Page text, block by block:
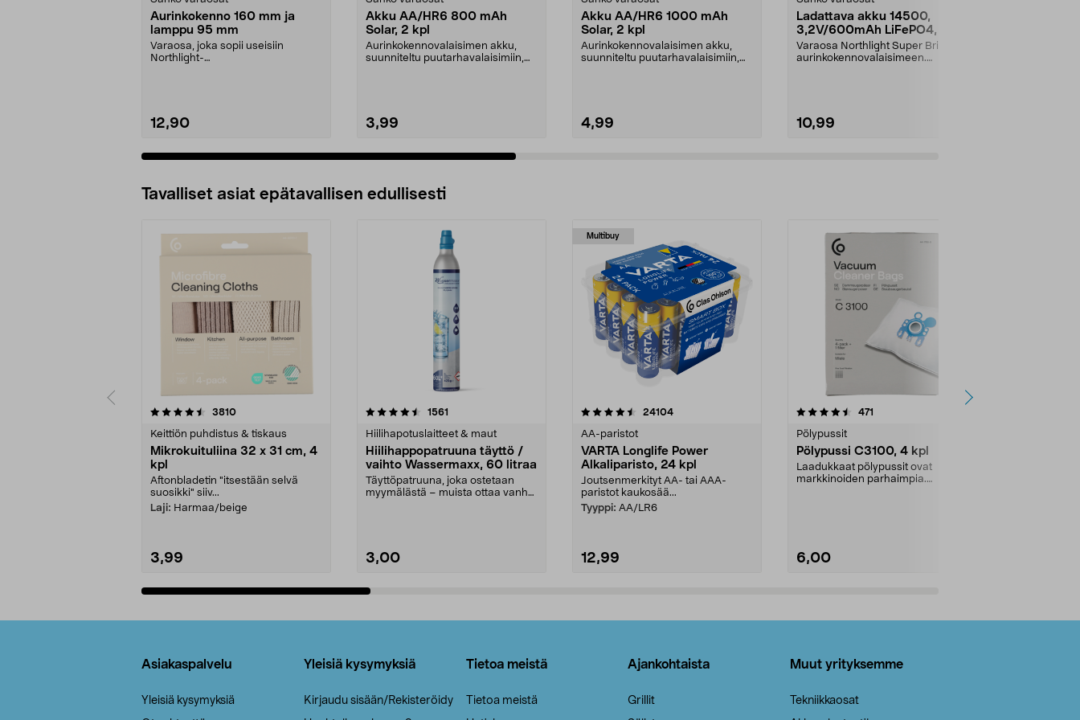
Aurinkokenno 160 mm ja
lamppu 95 mm
Varaosa, joka sopii useisiin
Northlight-
12,90
Akku AA/HR6 800 mAh
Solar, 2 kpl
Aurinkokennovalaisimen akku,
suunniteltu puutarhavalaisimiin,
3,99
Akku AA/HR6 1000 mAh
Solar, 2 kpl
Aurinkokennovalaisimen akku,
suunniteltu puutarhavalaisimiin,
4,99
Ladattava akku 14500,
3,2V/600mAh LiFePO4, 2
kpl
Varaosa Northlight Super Bright -
aurinkokennovalaisimeen.
10,99
Tavalliset asiat epätavallisen edullisesti
3810arvostelut
Keittiön puhdistus & tiskaus
Mikrokuituliina 32 x 31 cm, 4
kpl
Aftonbladetin "itsestään selvä
suosikki" siiv...
Laji: Harmaa/beige
3,99
4.5viidestä
1561
Hiilihapotuslaitteet & maut
Hiilihappopatruuna täyttö /
vaihto Wassermaxx, 60 litraa
Täyttöpatruuna, joka ostetaan
myymälästä – muista ottaa vanha
3,00
Multibuy
4.5viidestä
24104arvostelut
AA-paristot
VARTA Longlife Power
Alkaliparisto, 24 kpl
Joutsenmerkityt AA- tai AAA-
paristot kaukosää...
Tyyppi: AA/LR6
12,99
4.5viidestä
471
Pölypussit
Pölypussi C3100, 4 kpl
Laadukkaat pölypussit ovat
markkinoiden parhaimpia.
6,00
4.5viidestä
Asiakaspalvelu
Yleisiä kysymyksiä
Yleisiä kysymyksiä
Kirjaudu sisään/Rekisteröidy
Tietoa meistä
Tietoa meistä
Ajankohtaista
Grillit
Muut yrityksemme
Tekniikkaosat